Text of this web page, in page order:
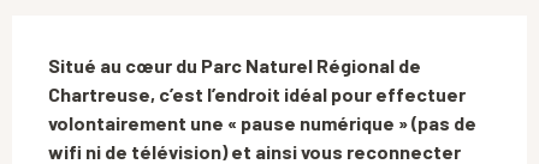
Situé au cœur du Parc Naturel Régional de
Chartreuse, c’est l’endroit idéal pour effectuer
volontairement une « pause numérique » (pas de
wifi ni de télévision) et ainsi vous reconnecter